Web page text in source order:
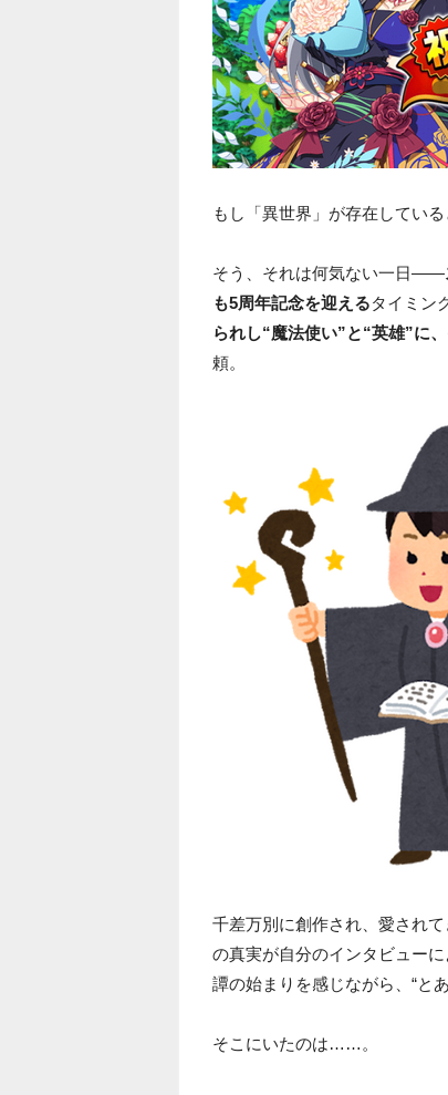
もし「異世界」が存在してい
そう、それは何気ない一日――
も5周年記念を迎えるタイミン
られし“魔法使い”と“英雄”に
頼。
千差万別に創作され、愛され
の真実が自分のインタビュー
譚の始まりを感じながら、“と
そこにいたのは……。